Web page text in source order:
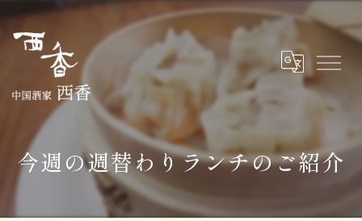
今週の週替わりランチのご紹介